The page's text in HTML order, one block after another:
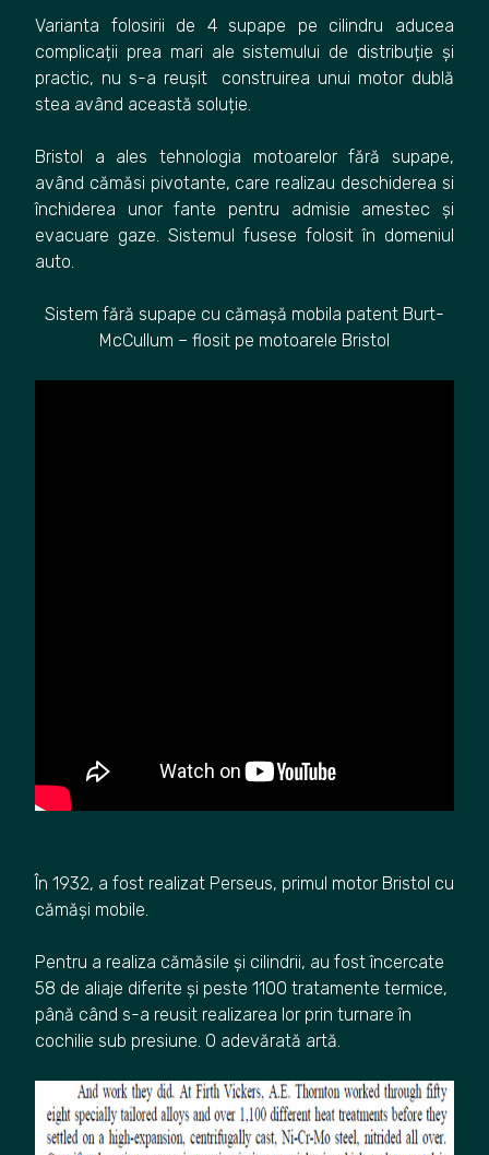
Varianta folosirii de 4 supape pe cilindru aducea
complicații prea mari ale sistemului de distribuție și
practic, nu s-a reușit construirea unui motor dublă
stea având această soluție.
Bristol a ales tehnologia motoarelor fără supape,
având cămăsi pivotante, care realizau deschiderea si
închiderea unor fante pentru admisie amestec și
evacuare gaze. Sistemul fusese folosit în domeniul
auto.
Sistem fără supape cu cămașă mobila patent Burt-
McCullum – flosit pe motoarele Bristol
În 1932, a fost realizat Perseus, primul motor Bristol cu
cămăși mobile.
Pentru a realiza cămăsile și cilindrii, au fost încercate
58 de aliaje diferite și peste 1100 tratamente termice,
până când s-a reusit realizarea lor prin turnare în
cochilie sub presiune. O adevărată artă.